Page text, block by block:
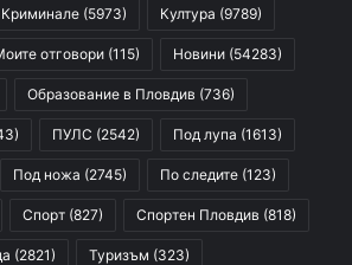
Криминале (5973) Култура (9789)
отговори (115) Новини (54283)
Образование в Пловдив (736)
ПУЛС (2542) Под лупа (1613)
Под ножа (2745) По следите (123)
Спорт (827) Спортен Пловдив (818)
(2821) Туризъм (323)